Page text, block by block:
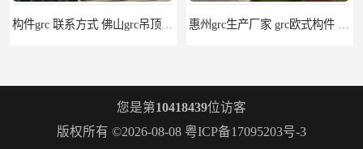
您是第10418439位访客
版权所有 ©2026-08-08 粤ICP备17095203号-3